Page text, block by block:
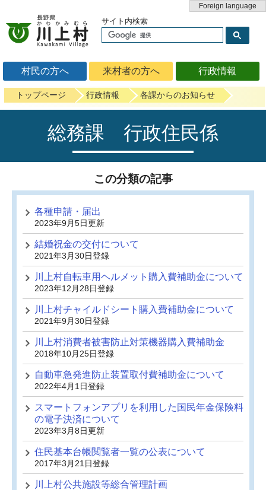
Foreign language
村民の方へ 来村者の方へ 行政情報
サイト内検索
トップページ 行政情報 各課からのお知らせ
総務課 行政住民係
この分類の記事
各種申請・届出
2023年9月5日更新
結婚祝金の交付について
2021年3月30日登録
川上村自転車用ヘルメット購入費補助金について
2023年12月28日登録
川上村チャイルドシート購入費補助金について
2021年9月30日登録
川上村消費者被害防止対策機器購入費補助金
2018年10月25日登録
自動車急発進防止装置取付費補助金について
2022年4月1日登録
スマートフォンアプリを利用した国民年金保険料
の電子決済について
2023年3月8日更新
住民基本台帳閲覧者一覧の公表について
2017年3月21日登録
川上村公共施設等総合管理計画